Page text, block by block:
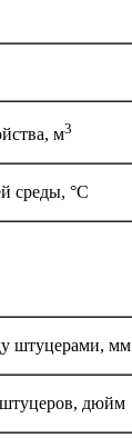
м3
среды, °С
штуцерами, мм
дюйм